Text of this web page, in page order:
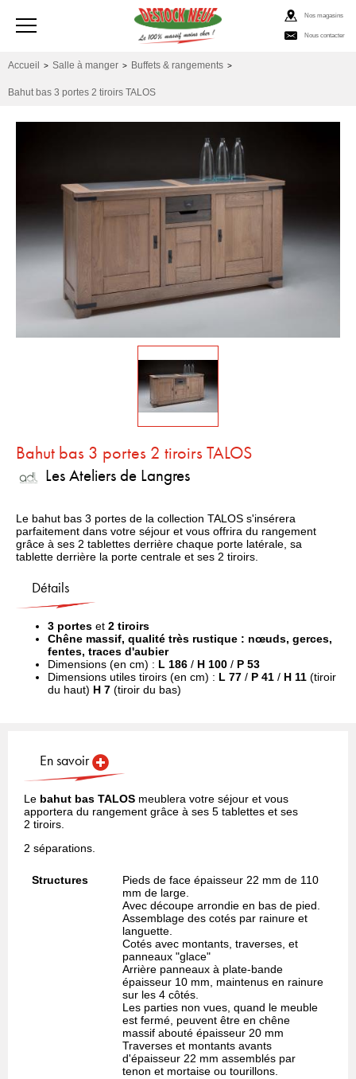
Nos magasins
Nous contacter
Accueil > Salle à manger > Buffets & rangements >
Bahut bas 3 portes 2 tiroirs TALOS
Bahut bas 3 portes 2 tiroirs TALOS
Les Ateliers de Langres
Le bahut bas 3 portes de la collection TALOS s'insérera
parfaitement dans votre séjour et vous offrira du rangement
grâce à ses 2 tablettes derrière chaque porte latérale, sa
tablette derrière la porte centrale et ses 2 tiroirs.
Détails
3 portes et 2 tiroirs
Chêne massif, qualité très rustique : nœuds, gerces,
fentes, traces d'aubier
Dimensions (en cm) : L 186 / H 100 / P 53
Dimensions utiles tiroirs (en cm) : L 77 / P 41 / H 11 (tiroir
du haut) H 7 (tiroir du bas)
En savoir
Le bahut bas TALOS meublera votre séjour et vous
apportera du rangement grâce à ses 5 tablettes et ses
2 tiroirs.
2 séparations.
Structures
Pieds de face épaisseur 22 mm de 110
mm de large.
Avec découpe arrondie en bas de pied.
Assemblage des cotés par rainure et
languette.
Cotés avec montants, traverses, et
panneaux "glace"
Arrière panneaux à plate-bande
épaisseur 10 mm, maintenus en rainure
sur les 4 côtés.
Les parties non vues, quand le meuble
est fermé, peuvent être en chêne
massif abouté épaisseur 20 mm
Traverses et montants avants
d'épaisseur 22 mm assemblés par
tenon et mortaise ou tourillons.